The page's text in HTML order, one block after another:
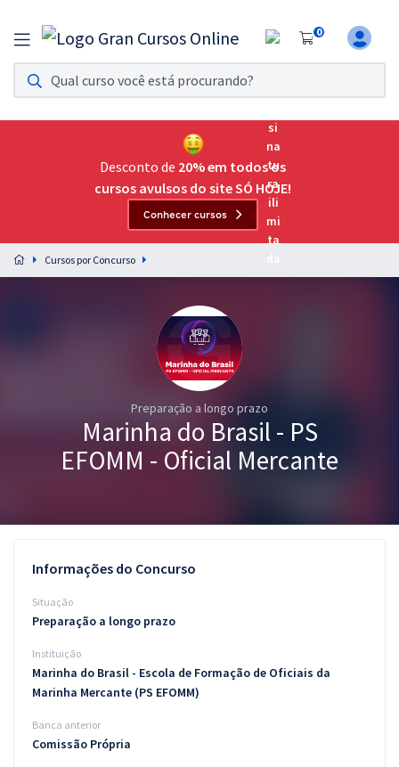
0
Assinatura Ilimitada 11
Acesso a todos os cursos. Teste grátis por 7 dias!
Assinatura OAB Até Passar
Acesso ilimitado a toda preparação para o Exame da
Preparação completa e intensiva para as principais
residências em saúde do Brasil
Graduação
Conteúdo gratuito
Blog
Aprovados
Atendimento
Desconto de 20% em todos os
cursos avulsos do site SÓ HOJE!
Conhecer cursos
Cursos por Concurso
Preparação a longo prazo
Marinha do Brasil - PS
EFOMM - Oficial Mercante
Informações do Concurso
Situação
Preparação a longo prazo
Instituição
Marinha do Brasil - Escola de Formação de Oficiais da
Marinha Mercante (PS EFOMM)
Banca anterior
Comissão Própria